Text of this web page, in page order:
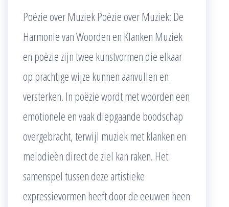
Poëzie over Muziek Poëzie over Muziek: De
Harmonie van Woorden en Klanken Muziek
en poëzie zijn twee kunstvormen die elkaar
op prachtige wijze kunnen aanvullen en
versterken. In poëzie wordt met woorden een
emotionele en vaak diepgaande boodschap
overgebracht, terwijl muziek met klanken en
melodieën direct de ziel kan raken. Het
samenspel tussen deze artistieke
expressievormen heeft door de eeuwen heen